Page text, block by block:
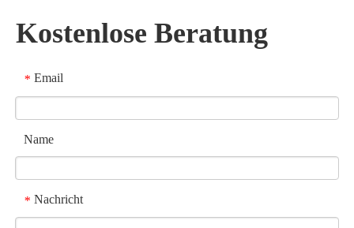
Kostenlose Beratung
* Email
Name
* Nachricht